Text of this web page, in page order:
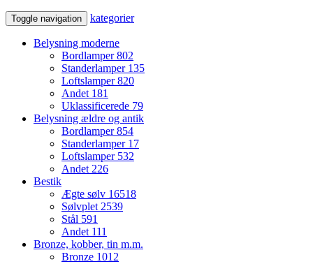
Toggle navigation kategorier
Belysning moderne
Bordlamper802
Standerlamper 135
Loftslamper820
Andet 181
Uklassificerede 79
Belysning ældre og antik
Bordlamper854
Standerlamper 17
Loftslamper 532
Andet 226
Bestik
Ægte sølv 16518
Sølvplet 2539
Stål 591
Andet 111
Bronze, kobber, tin m.m.
Bronze 1012